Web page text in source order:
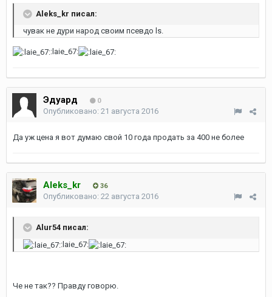
Aleks_kr писал:
чувак не дури народ своим псевдо ls.
:laie_67:
Эдуард 0
Опубликовано: 21 августа 2016
Да уж цена я вот думаю свой 10 года продать за 400 не более
Aleks_kr 36
Опубликовано: 22 августа 2016
Alur54 писал:
:laie_67:
Че не так?? Правду говорю.